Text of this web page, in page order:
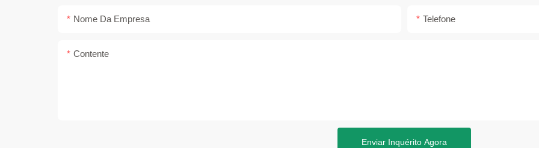
Nome Da Empresa Telefone
Contente
Enviar Inquérito Agora